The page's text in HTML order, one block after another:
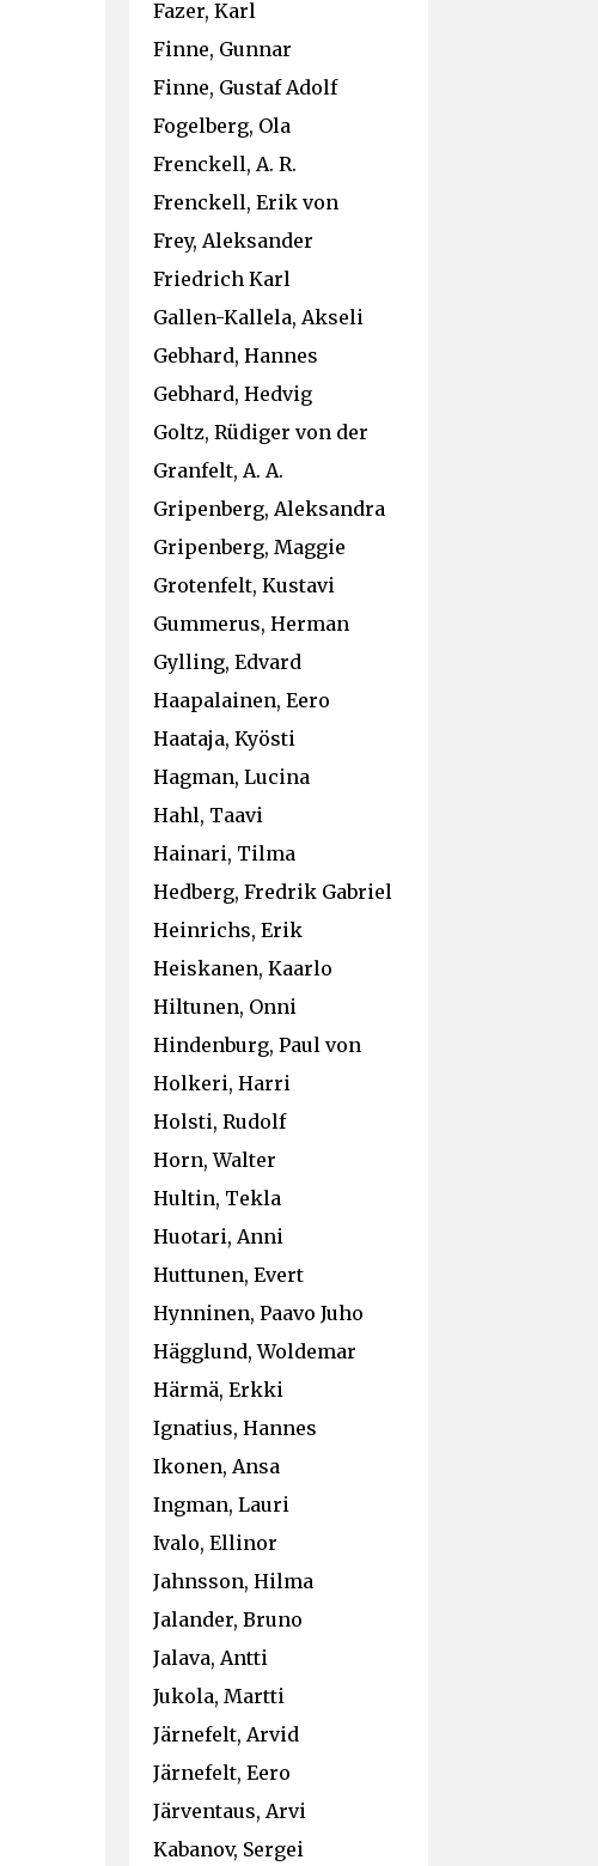
Fazer, Karl
Finne, Gunnar
Finne, Gustaf Adolf
Fogelberg, Ola
Frenckell, A. R.
Frenckell, Erik von
Frey, Aleksander
Friedrich Karl
Gallen-Kallela, Akseli
Gebhard, Hannes
Gebhard, Hedvig
Goltz, Rüdiger von der
Granfelt, A. A.
Gripenberg, Aleksandra
Gripenberg, Maggie
Grotenfelt, Kustavi
Gummerus, Herman
Gylling, Edvard
Haapalainen, Eero
Haataja, Kyösti
Hagman, Lucina
Hahl, Taavi
Hainari, Tilma
Hedberg, Fredrik Gabriel
Heinrichs, Erik
Heiskanen, Kaarlo
Hiltunen, Onni
Hindenburg, Paul von
Holkeri, Harri
Holsti, Rudolf
Horn, Walter
Hultin, Tekla
Huotari, Anni
Huttunen, Evert
Hynninen, Paavo Juho
Hägglund, Woldemar
Härmä, Erkki
Ignatius, Hannes
Ikonen, Ansa
Ingman, Lauri
Ivalo, Ellinor
Jahnsson, Hilma
Jalander, Bruno
Jalava, Antti
Jukola, Martti
Järnefelt, Arvid
Järnefelt, Eero
Järventaus, Arvi
Kabanov, Sergei